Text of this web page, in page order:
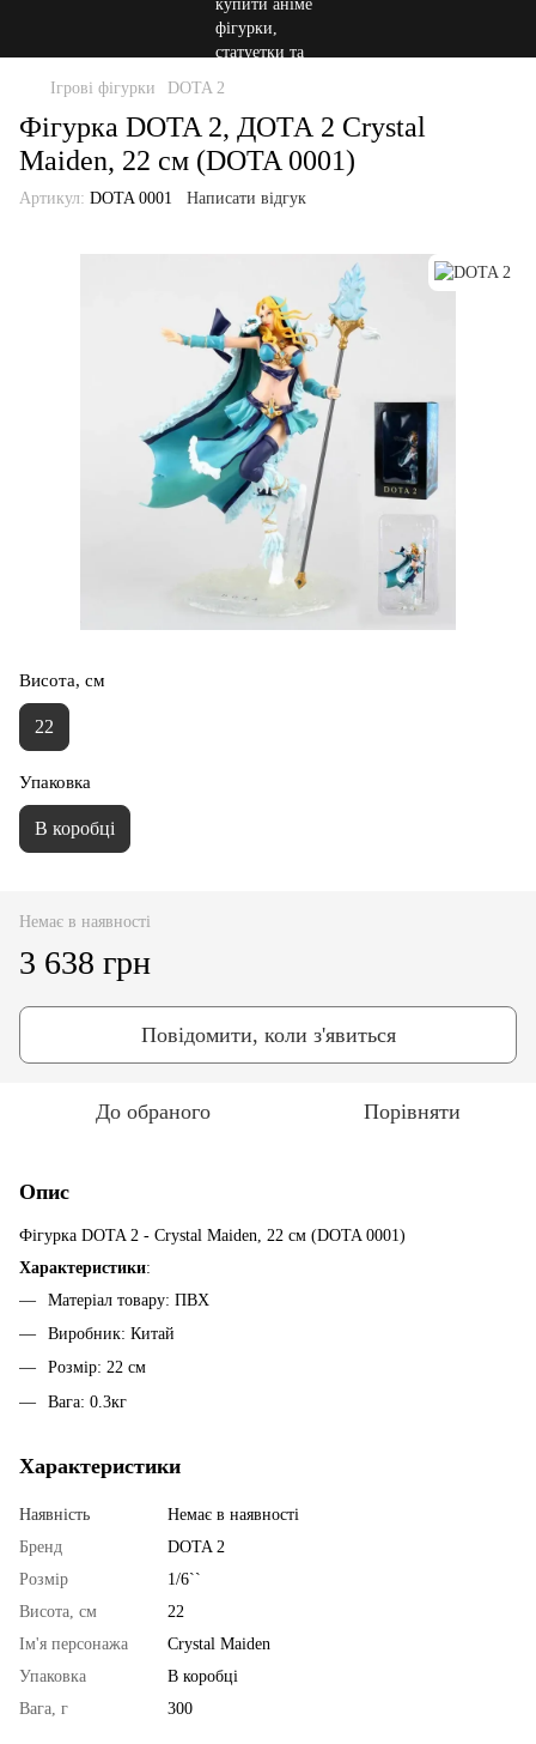
Ігрові фігурки DOTA 2
Фігурка DOTA 2, ДОТА 2 Crystal
Maiden, 22 см (DOTA 0001)
Артикул: DOTA 0001 Написати відгук
Висота, см
22
Упаковка
В коробці
Немає в наявності
3 638 грн
Повідомити, коли з'явиться
До обраного Порівняти
Опис
Фігурка DOTA 2 - Crystal Maiden, 22 см (DOTA 0001)
Характеристики:
Матеріал товару: ПВХ
Виробник: Китай
Розмір: 22 см
Вага: 0.3кг
Характеристики
Наявність
Немає в наявності
Бренд
DOTA 2
Розмір
1/6``
Висота, см
22
Ім'я персонажа
Crystal Maiden
Упаковка
В коробці
Вага, г
300